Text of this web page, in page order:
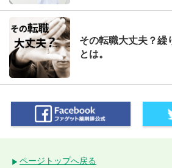
その転職大丈夫？繰
とは。
ページトップへ戻る